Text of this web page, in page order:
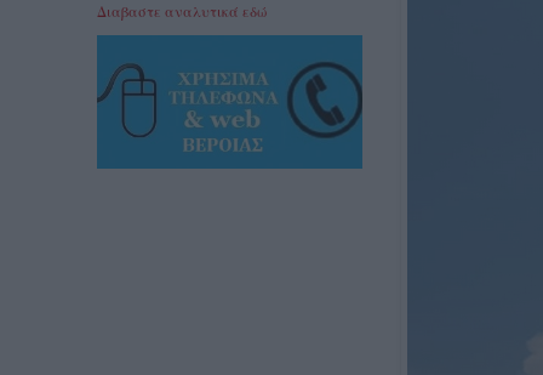
Διαβαστε αναλυτικά εδώ